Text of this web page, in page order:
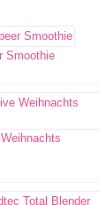
Smoothie